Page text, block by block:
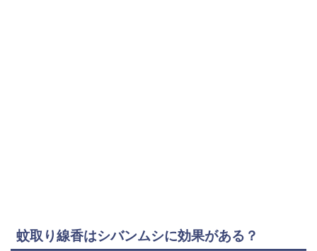
蚊取り線香はシバンムシに効果がある？